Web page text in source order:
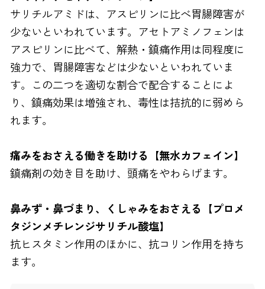
0120-810-130
24時間自動受付
サリチルアミドは、アスピリンに比べ胃腸障害が
少ないといわれています。アセトアミノフェンは
アスピリンに比べて、解熱・鎮痛作用は同程度に
強力で、胃腸障害などは少ないといわれていま
す。この二つを適切な割合で配合することによ
り、鎮痛効果は増強され、毒性は拮抗的に弱めら
れます。
痛みをおさえる働きを助ける【無水カフェイン】
鎮痛剤の効き目を助け、頭痛をやわらげます。
鼻みず・鼻づまり、くしゃみをおさえる【プロメ
タジンメチレンジサリチル酸塩】
抗ヒスタミン作用のほかに、抗コリン作用を持ち
ます。